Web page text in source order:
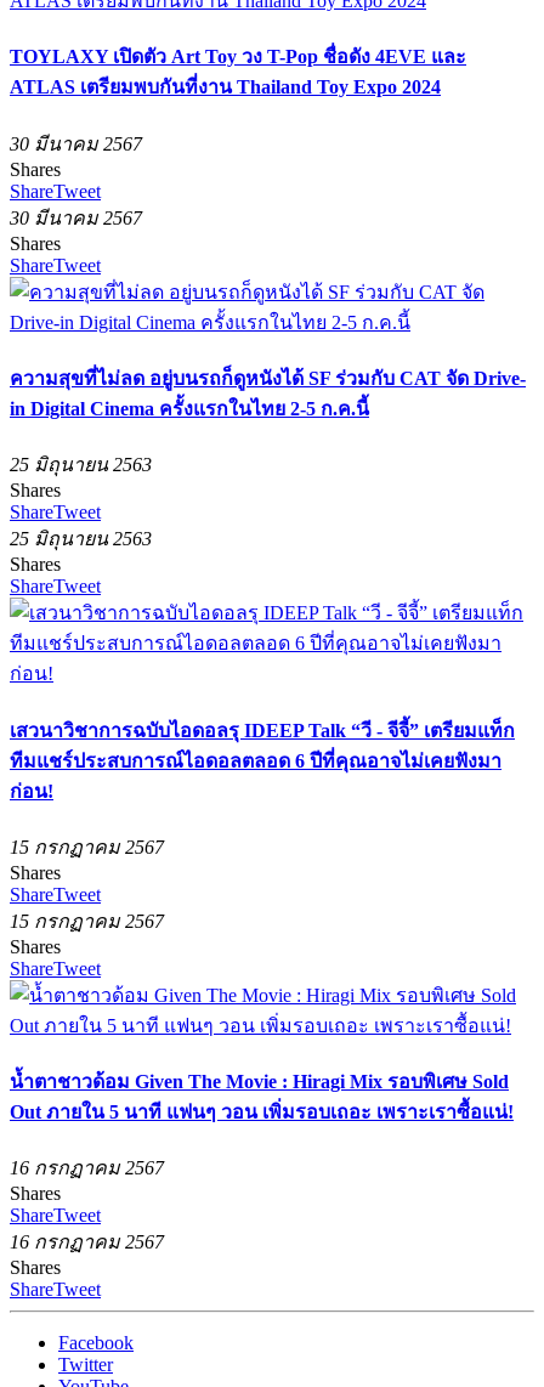
TOYLAXY เปิดตัว Art Toy วง T-Pop ชื่อดัง 4EVE และ
ATLAS เตรียมพบกันที่งาน Thailand Toy Expo 2024
30 มีนาคม 2567
Shares
ShareTweet
30 มีนาคม 2567
Shares
ShareTweet
ความสุขที่ไม่ลด อยู่บนรถก็ดูหนังได้ SF ร่วมกับ CAT จัด Drive-
in Digital Cinema ครั้งแรกในไทย 2-5 ก.ค.นี้
25 มิถุนายน 2563
Shares
ShareTweet
25 มิถุนายน 2563
Shares
ShareTweet
เสวนาวิชาการฉบับไอดอลรุ IDEEP Talk “วี - จีจี้” เตรียมแท็ก
ทีมแชร์ประสบการณ์ไอดอลตลอด 6 ปีที่คุณอาจไม่เคยฟังมา
ก่อน!
15 กรกฏาคม 2567
Shares
ShareTweet
15 กรกฏาคม 2567
Shares
ShareTweet
น้ำตาชาวด้อม Given The Movie : Hiragi Mix รอบพิเศษ Sold
Out ภายใน 5 นาที แฟนๆ วอน เพิ่มรอบเถอะ เพราะเราซื้อแน่!
16 กรกฏาคม 2567
Shares
ShareTweet
16 กรกฏาคม 2567
Shares
ShareTweet
Facebook
Twitter